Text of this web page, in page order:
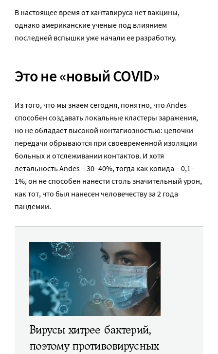
В настоящее время от хантавируса нет вакцины,
однако американские ученые под влиянием
последней вспышки уже начали ее разработку.
Это не «новый COVID»
Из того, что мы знаем сегодня, понятно, что Andes
способен создавать локальные кластеры заражения,
но не обладает высокой контагиозностью: цепочки
передачи обрываются при своевременной изоляции
больных и отслеживании контактов. И хотя
летальность Andes – 30–40%, тогда как ковида – 0,1–
1%, он не способен нанести столь значительный урон,
как тот, что был нанесен человечеству за 2 года
пандемии.
Вирусы хитрее бактерий,
поэтому противовирусных